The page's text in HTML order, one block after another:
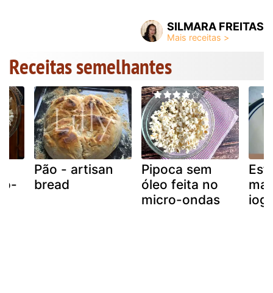
SILMARA FREITAS
Receitas semelhantes
Pão - artisan
bread
Pipoca sem
óleo feita no
micro-ondas